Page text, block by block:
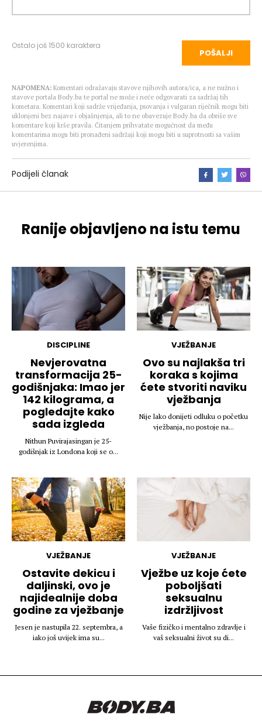
Ostalo još1500 karaktera
POŠALJI
NAPOMENA: Komentari odražavaju stavove njihovih autora/ica, a ne nužno i
stavove portala Body.ba te portal ne može i neće odgovarati za sadržaj tih
kometara. Komentari koji sadrže vrijeđanja, psovanja i vulgaran riječnik mogu biti
uklonjeni bez najave i objašnjenja, ali to ne obavezuje Body.ba da obriše sve
komentare koji krše pravila. Čitanjem prihvatate mogućnost da među
komentarima mogu biti pronađeni sadržaji koji mogu biti u suprotnosti sa vašim
uvjerenjima.
Podijeli članak
Ranije objavljeno na istu temu
DISCIPLINE
Nevjerovatna
transformacija 25-
godišnjaka: Imao jer
142 kilograma, a
pogledajte kako
sada izgleda
Nithun Puvirajasingan je 25-
godišnjak iz Londona koji se o...
VJEŽBANJE
Ovo su najlakša tri
koraka s kojima
ćete stvoriti naviku
vježbanja
Nije lako donijeti odluku o početku
vježbanja, no postoje na...
VJEŽBANJE
Ostavite dekicu i
daljinski, ovo je
najidealnije doba
godine za vježbanje
Jesen je nastupila 22. septembra, a
iako još uvijek ima su...
VJEŽBANJE
Vježbe uz koje ćete
poboljšati
seksualnu
izdržljivost
Vaše fizičko i mentalno zdravlje i
vaš seksualni život su di...